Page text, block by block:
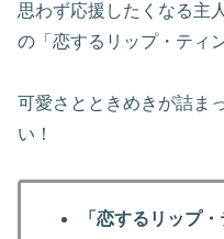
思わず応援したくなる主
の「恋するリップ・ティ
可愛さとときめきが詰ま
い！
「恋するリップ